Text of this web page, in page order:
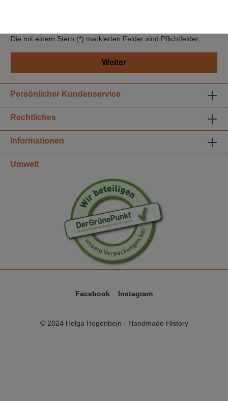
Die mit einem Stern (*) markierten Felder sind Pflichtfelder.
Weiter
Persönlicher Kundenservice
Rechtliches
Informationen
Umwelt
Facebook Instagram
© 2024 Helga Hogenbejn - Handmade History